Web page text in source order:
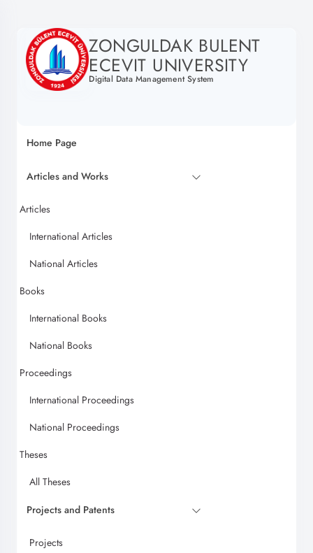
ZONGULDAK BULENT
ECEVIT UNIVERSITY
Digital Data Management System
Home Page
Articles and Works
Articles
International Articles
National Articles
Books
International Books
National Books
Proceedings
International Proceedings
National Proceedings
Theses
All Theses
Projects and Patents
Projects